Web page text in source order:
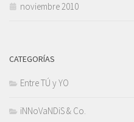
noviembre 2010
CATEGORÍAS
Entre TÚ y YO
iNNoVaNDiS & Co.